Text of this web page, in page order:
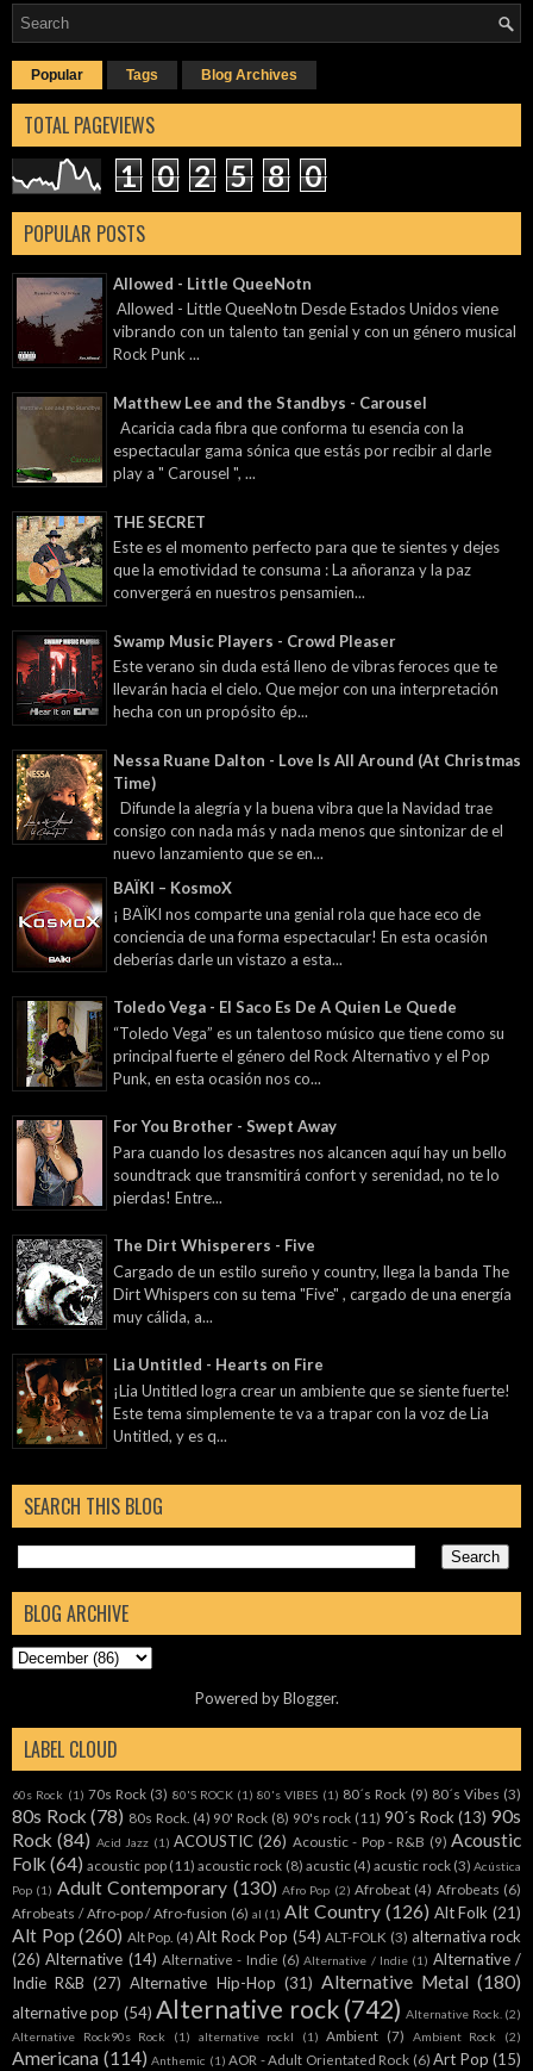
Popular Tags Blog Archives
TOTAL PAGEVIEWS
1 0 2 5 8 0
POPULAR POSTS
Allowed - Little QueeNotn
Allowed - Little QueeNotn Desde Estados Unidos viene
vibrando con un talento tan genial y con un género musical
Rock Punk ...
Matthew Lee and the Standbys - Carousel
Acaricia cada fibra que conforma tu esencia con la
espectacular gama sónica que estás por recibir al darle
play a " Carousel ", ...
THE SECRET
Este es el momento perfecto para que te sientes y dejes
que la emotividad te consuma : La añoranza y la paz
convergerá en nuestros pensamien...
Swamp Music Players - Crowd Pleaser
Este verano sin duda está lleno de vibras feroces que te
llevarán hacia el cielo. Que mejor con una interpretación
hecha con un propósito ép...
Nessa Ruane Dalton - Love Is All Around (At Christmas
Time)
Difunde la alegría y la buena vibra que la Navidad trae
consigo con nada más y nada menos que sintonizar de el
nuevo lanzamiento que se en...
BAÏKI – KosmoX
¡ BAÏKI nos comparte una genial rola que hace eco de
conciencia de una forma espectacular! En esta ocasión
deberías darle un vistazo a esta...
Toledo Vega - El Saco Es De A Quien Le Quede
“Toledo Vega” es un talentoso músico que tiene como su
principal fuerte el género del Rock Alternativo y el Pop
Punk, en esta ocasión nos co...
For You Brother - Swept Away
Para cuando los desastres nos alcancen aquí hay un bello
soundtrack que transmitirá confort y serenidad, no te lo
pierdas! Entre...
The Dirt Whisperers - Five
Cargado de un estilo sureño y country, llega la banda The
Dirt Whispers con su tema "Five" , cargado de una energía
muy cálida, a...
Lia Untitled - Hearts on Fire
¡Lia Untitled logra crear un ambiente que se siente fuerte!
Este tema simplemente te va a trapar con la voz de Lia
Untitled, y es q...
SEARCH THIS BLOG
BLOG ARCHIVE
Powered byBlogger.
LABEL CLOUD
60s Rock (1) 70s Rock (3) 80'S ROCK (1) 80's VIBES (1) 80´s Rock (9) 80´s Vibes (3)
80s Rock (78) 80s Rock. (4) 90' Rock (8) 90's rock (11) 90´s Rock (13) 90s
Rock (84) Acid Jazz (1) ACOUSTIC (26) Acoustic - Pop - R&B (9) Acoustic
Folk (64) acoustic pop (11) acoustic rock (8) acustic (4) acustic rock (3) Acústica
Pop (1) Adult Contemporary (130) Afro Pop (2) Afrobeat (4) Afrobeats (6)
Afrobeats / Afro-pop / Afro-fusion (6) al (1) Alt Country (126) Alt Folk (21)
Alt Pop (260) Alt Pop. (4) Alt Rock Pop (54) ALT-FOLK (3) alternativa rock
(26) Alternative (14) Alternative - Indie (6) Alternative / Indie (1) Alternative /
Indie R&B (27) Alternative Hip-Hop (31) Alternative Metal (180)
alternative pop (54) Alternative rock (742) Alternative Rock. (2)
Alternative Rock90s Rock
(1) alternative rockl (1) Ambient (7) Ambient Rock (2)
Americana (114) Anthemic (1) AOR - Adult Orientated Rock (6) Art Pop (15)